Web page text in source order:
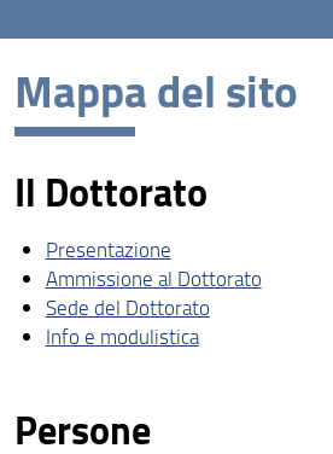
Mappa del sito
Il Dottorato
Presentazione
Ammissione al Dottorato
Sede del Dottorato
Info e modulistica
Persone